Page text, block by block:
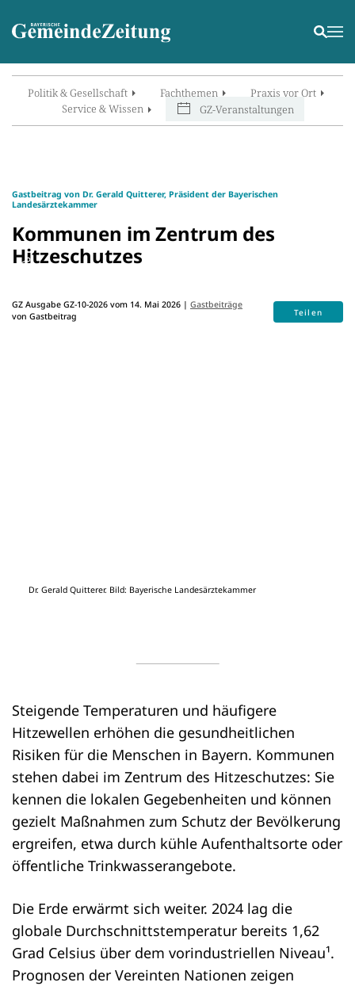
Politik & Gesellschaft Fachthemen
Praxis vor Ort
Service & Wissen
GZ-Veranstaltungen
Gastbeitrag von Dr. Gerald Quitterer, Präsident der Bayerischen
Landesärztekammer
Kommunen im Zentrum des
Hitzeschutzes
GZ Ausgabe GZ-10-2026 vom 14. Mai 2026 | Gastbeiträge
von Gastbeitrag
Teilen
Dr. Gerald Quitterer. Bild: Bayerische Landesärztekammer
Steigende Temperaturen und häufigere
Hitzewellen erhöhen die gesundheitlichen
Risiken für die Menschen in Bayern. Kommunen
stehen dabei im Zentrum des Hitzeschutzes: Sie
kennen die lokalen Gegebenheiten und können
gezielt Maßnahmen zum Schutz der Bevölkerung
ergreifen, etwa durch kühle Aufenthaltsorte oder
öffentliche Trinkwasserangebote.
Die Erde erwärmt sich weiter. 2024 lag die
globale Durchschnittstemperatur bereits 1,62
Grad Celsius über dem vorindustriellen Niveau¹.
Prognosen der Vereinten Nationen zeigen